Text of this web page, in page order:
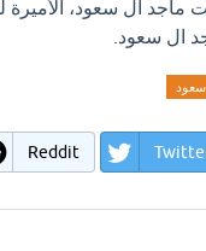
ماجد آل سعود،
ال سعود.
سعود
Reddit